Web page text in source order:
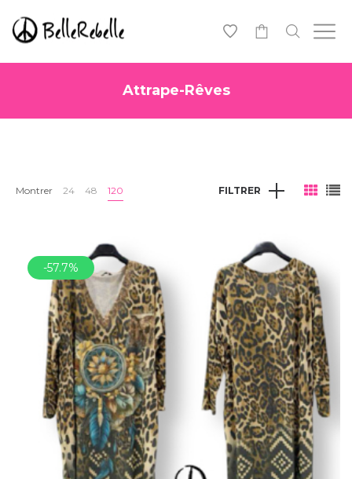
Attrape-Rêves
Montrer 24 48 120 FILTRER
-57.7%